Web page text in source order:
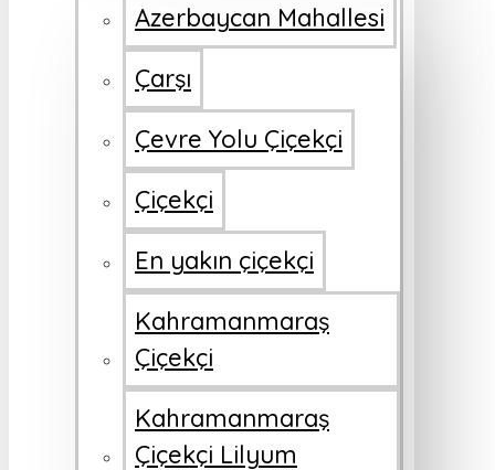
Azerbaycan Mahallesi
Çarşı
Çevre Yolu Çiçekçi
Çiçekçi
En yakın çiçekçi
Kahramanmaraş
Çiçekçi
Kahramanmaraş
Çiçekçi Lilyum